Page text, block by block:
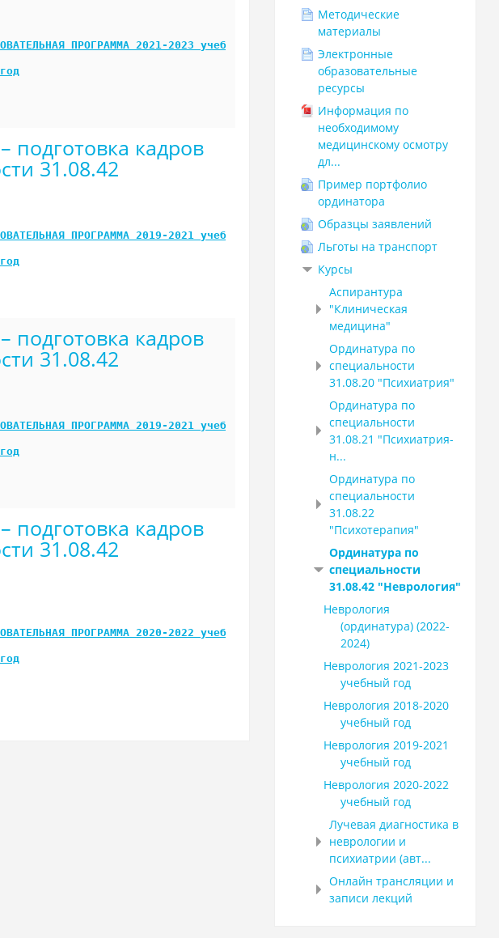
ПРОГРАММА 2021-2023 учебный год
подготовка кадров
31.08.42
ПРОГРАММА 2019-2021 учебный год
подготовка кадров
31.08.42
ПРОГРАММА 2019-2021 учебный год
подготовка кадров
31.08.42
ПРОГРАММА 2020-2022 учебный год
Методические
материалы
Электронные
образовательные
ресурсы
Информация по
необходимому
медицинскому осмотру
дл...
Пример портфолио
ординатора
Образцы заявлений
Льготы на транспорт
Курсы
Аспирантура
"Клиническая
медицина"
Ординатура по
специальности
31.08.20 "Психиатрия"
Ординатура по
специальности
31.08.21 "Психиатрия-
н...
Ординатура по
специальности
31.08.22
"Психотерапия"
Ординатура по
специальности
31.08.42 "Неврология"
Неврология
(ординатура) (2022-
2024)
Неврология 2021-2023
учебный год
Неврология 2018-2020
учебный год
Неврология 2019-2021
учебный год
Неврология 2020-2022
учебный год
Лучевая диагностика в
неврологии и
психиатрии (авт...
Онлайн трансляции и
записи лекций